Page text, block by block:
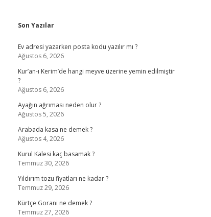
Sidebar
Son Yazılar
Ev adresi yazarken posta kodu yazılır mı ?
Ağustos 6, 2026
Kur’an-ı Kerim’de hangi meyve üzerine yemin edilmiştir
?
Ağustos 6, 2026
Ayağın ağrıması neden olur ?
Ağustos 5, 2026
Arabada kasa ne demek ?
Ağustos 4, 2026
Kurul Kalesi kaç basamak ?
Temmuz 30, 2026
Yıldırım tozu fiyatları ne kadar ?
Temmuz 29, 2026
Kürtçe Gorani ne demek ?
Temmuz 27, 2026